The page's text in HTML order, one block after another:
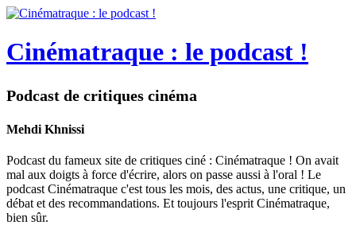
Cinématraque : le podcast !
Podcast de critiques cinéma
Mehdi Khnissi
Podcast du fameux site de critiques ciné : Cinématraque ! On avait
mal aux doigts à force d'écrire, alors on passe aussi à l'oral ! Le
podcast Cinématraque c'est tous les mois, des actus, une critique, un
débat et des recommandations. Et toujours l'esprit Cinématraque,
bien sûr.